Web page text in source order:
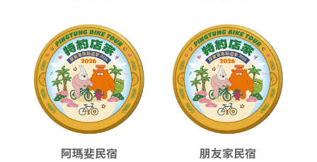
阿瑪斐民宿 朋友家民宿